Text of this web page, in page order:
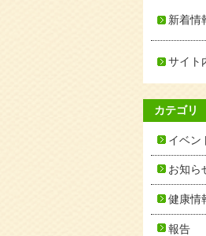
新着情
サイト
カテゴリ
イベン
お知ら
健康情
報告